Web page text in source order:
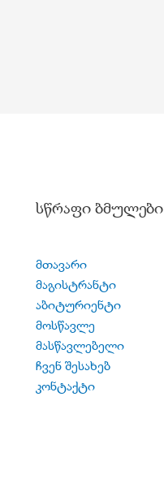
სწრაფი ბმულები
მთავარი
მაგისტრანტი
აბიტურიენტი
მოსწავლე
მასწავლებელი
ჩვენ შესახებ
კონტაქტი